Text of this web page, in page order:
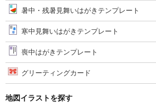
暑中・残暑見舞いはがきテンプレート
寒中見舞いはがきテンプレート
喪中はがきテンプレート
グリーティングカード
地図イラストを探す